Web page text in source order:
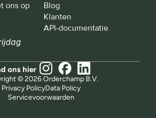
ons op
Blog
Klanten
API-documentatie
© 2026 Orderchamp B.V.
Servicevoorwaarden
Privacy PolicyData Policy
ons hier